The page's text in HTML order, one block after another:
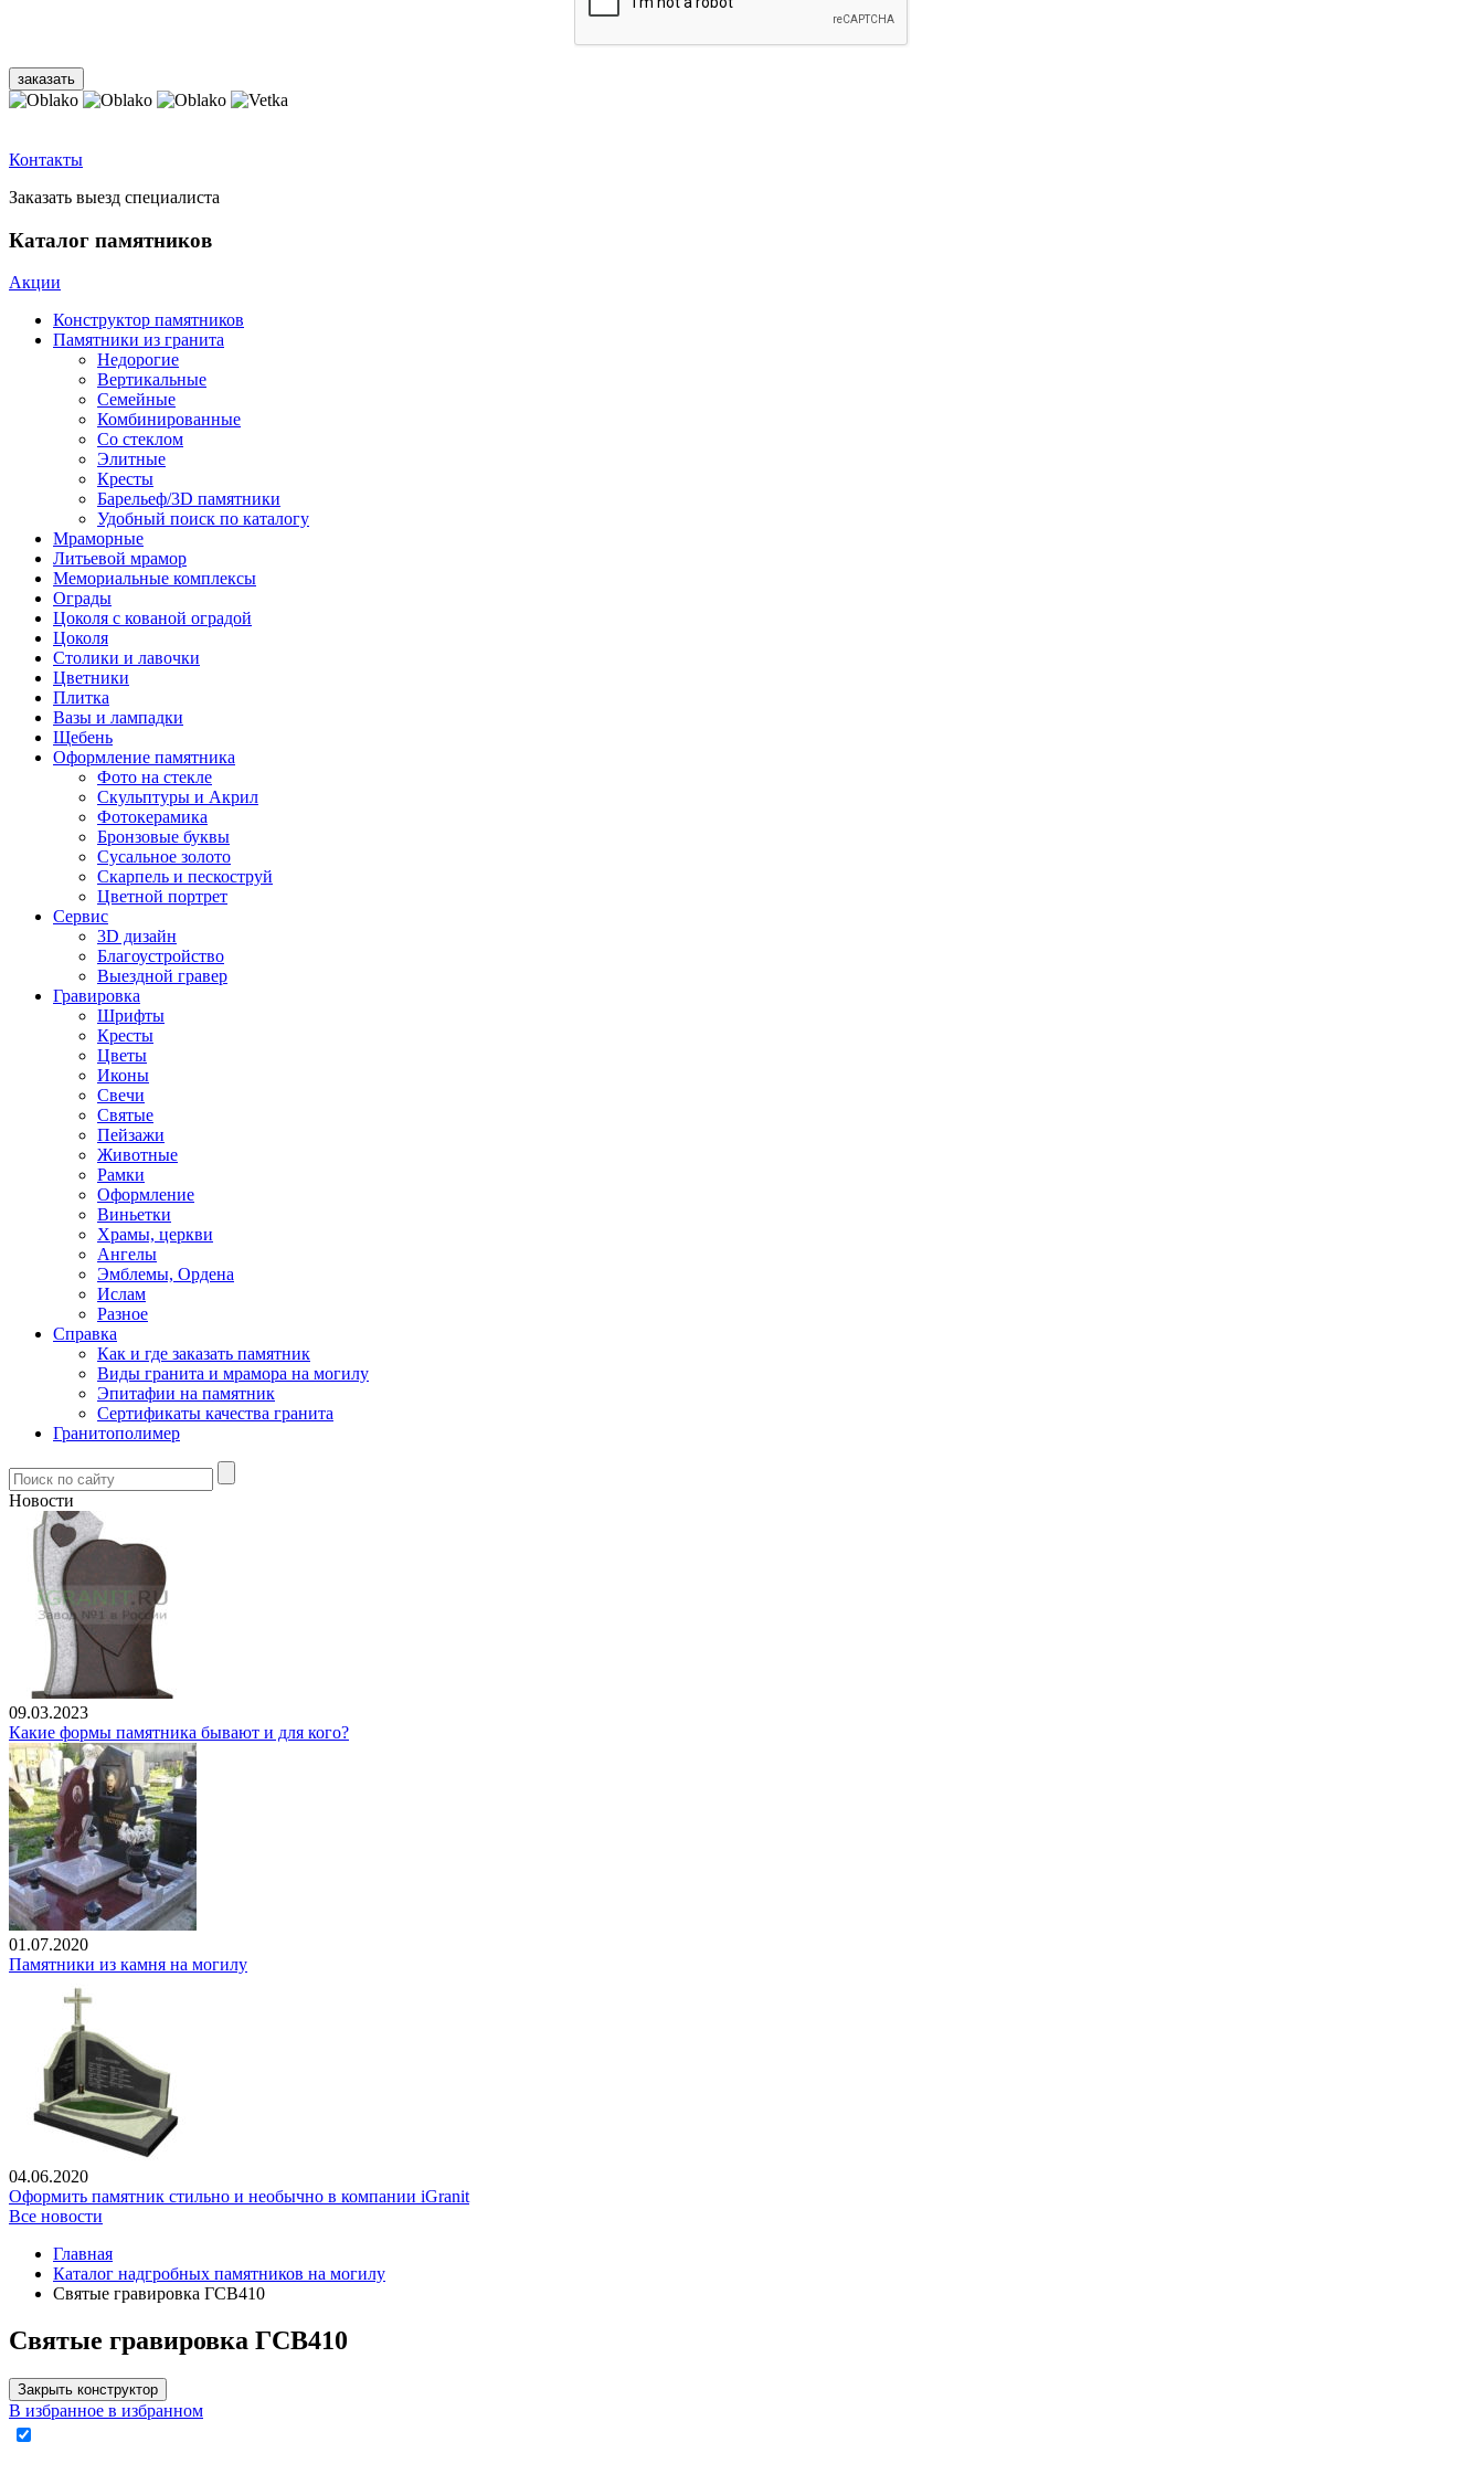
Контакты
Заказать выезд специалиста
Каталог памятников
Акции
Конструктор памятников
Памятники из гранита
Недорогие
Вертикальные
Семейные
Комбинированные
Со стеклом
Элитные
Кресты
Барельеф/3D памятники
Удобный поиск по каталогу
Мраморные
Литьевой мрамор
Мемориальные комплексы
Ограды
Цоколя с кованой оградой
Цоколя
Столики и лавочки
Цветники
Плитка
Вазы и лампадки
Щебень
Оформление памятника
Фото на стекле
Скульптуры и Акрил
Фотокерамика
Бронзовые буквы
Сусальное золото
Скарпель и пескоструй
Цветной портрет
Сервис
3D дизайн
Благоустройство
Выездной гравер
Гравировка
Шрифты
Кресты
Цветы
Иконы
Свечи
Святые
Пейзажи
Животные
Рамки
Оформление
Виньетки
Храмы, церкви
Ангелы
Эмблемы, Ордена
Ислам
Разное
Справка
Как и где заказать памятник
Виды гранита и мрамора на могилу
Эпитафии на памятник
Сертификаты качества гранита
Гранитополимер
Новости
09.03.2023
Какие формы памятника бывают и для кого?
01.07.2020
Памятники из камня на могилу
04.06.2020
Оформить памятник стильно и необычно в компании iGranit
Все новости
Главная
Каталог надгробных памятников на могилу
Святые гравировка ГСВ410
Святые гравировка ГСВ410
Закрыть конструктор
В избранное в избранном